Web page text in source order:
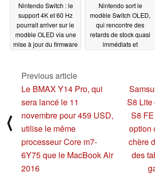
Nintendo Switch : le
support 4K et 60 Hz
pourrait arriver sur le
modèle OLED via une
mise à jour du firmware
Nintendo sort le
modèle Switch OLED,
qui rencontre des
retards de stock quasi
immédiats et
⟨
Previous article
Le BMAX Y14 Pro, qui
sera lancé le 11
novembre pour 459 USD,
utilise le même
processeur Core m7-
6Y75 que le MacBook Air
2016
S8 Lite
S8
option
chère
des